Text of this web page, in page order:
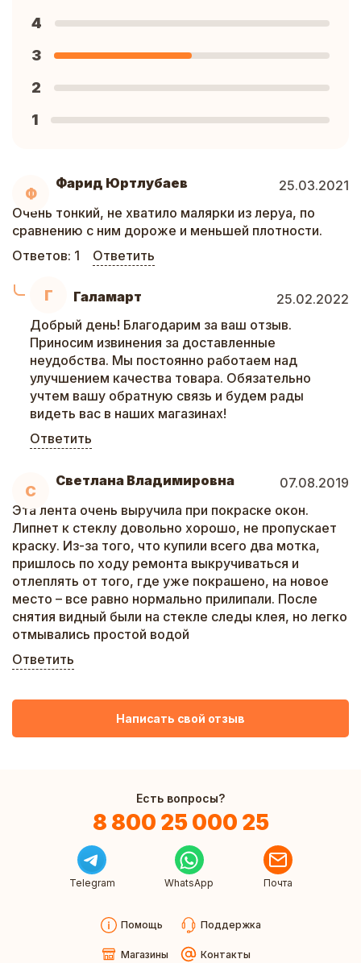
Ф
Фарид Юртлубаев
25.03.2021
Очень тонкий, не хватило малярки из леруа, по
сравнению с ним дороже и меньшей плотности.
Ответов: 1 Ответить
Г Галамарт
25.02.2022
Добрый день! Благодарим за ваш отзыв.
Приносим извинения за доставленные
неудобства. Мы постоянно работаем над
улучшением качества товара. Обязательно
учтем вашу обратную связь и будем рады
видеть вас в наших магазинах!
Ответить
С
Светлана Владимировна
07.08.2019
Эта лента очень выручила при покраске окон.
Липнет к стеклу довольно хорошо, не пропускает
краску. Из-за того, что купили всего два мотка,
пришлось по ходу ремонта выкручиваться и
отлеплять от того, где уже покрашено, на новое
место – все равно нормально прилипали. После
снятия видный были на стекле следы клея, но легко
отмывались простой водой
Ответить
4
3
2
1
Написать свой отзыв
Есть вопросы?
8 800 25 000 25
Telegram WhatsApp Почта
Помощь Поддержка
Магазины Контакты